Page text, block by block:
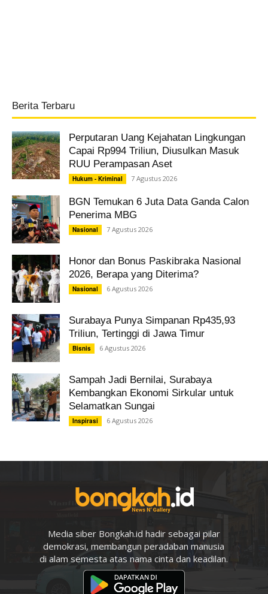
Berita Terbaru
Perputaran Uang Kejahatan Lingkungan
Capai Rp994 Triliun, Diusulkan Masuk
RUU Perampasan Aset
Hukum - Kriminal 7 Agustus 2026
BGN Temukan 6 Juta Data Ganda Calon
Penerima MBG
Nasional 7 Agustus 2026
Honor dan Bonus Paskibraka Nasional
2026, Berapa yang Diterima?
Nasional 6 Agustus 2026
Surabaya Punya Simpanan Rp435,93
Triliun, Tertinggi di Jawa Timur
Bisnis 6 Agustus 2026
Sampah Jadi Bernilai, Surabaya
Kembangkan Ekonomi Sirkular untuk
Selamatkan Sungai
Inspirasi 6 Agustus 2026
Media siber Bongkah.id hadir sebagai pilar
demokrasi, membangun peradaban manusia
di alam semesta atas nama cinta dan keadilan.